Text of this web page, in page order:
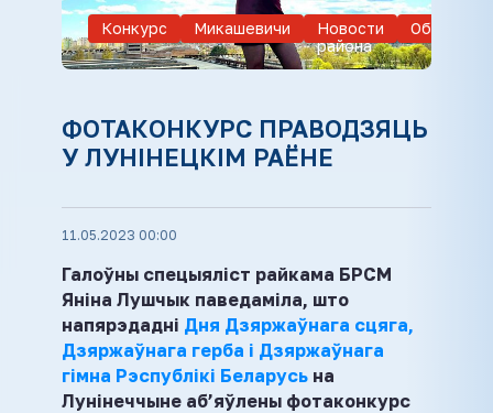
Конкурс Микашевичи
Новости
района
Общество
ФОТАКОНКУРС ПРАВОДЗЯЦЬ
У ЛУНІНЕЦКІМ РАЁНЕ
11.05.2023 00:00
Галоўны спецыяліст райкама БРСМ
Яніна Лушчык паведаміла, што
напярэдадні Дня Дзяржаўнага сцяга,
Дзяржаўнага герба і Дзяржаўнага
гімна Рэспублікі Беларусь на
Лунінеччыне аб’яўлены фотаконкурс